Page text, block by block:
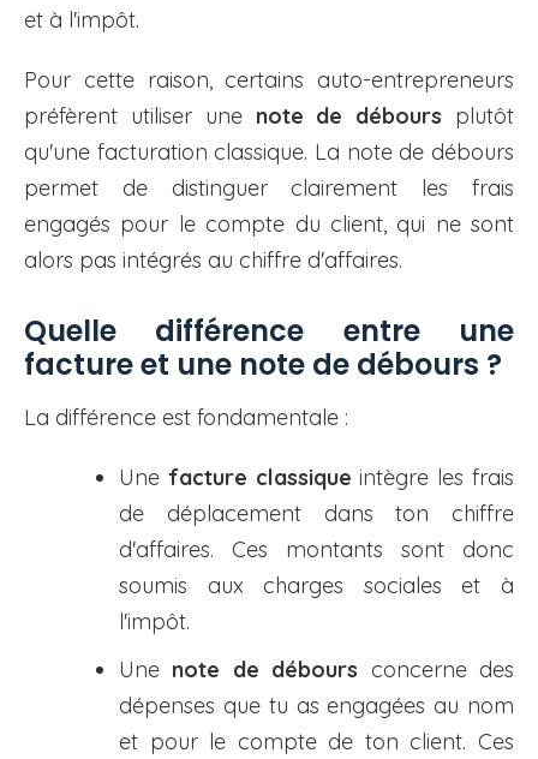
et à l'impôt.
Pour cette raison, certains auto-entrepreneurs
préfèrent utiliser une note de débours plutôt
qu'une facturation classique. La note de débours
permet de distinguer clairement les frais
engagés pour le compte du client, qui ne sont
alors pas intégrés au chiffre d'affaires.
Quelle différence entre une
facture et une note de débours ?
La différence est fondamentale :
Une facture classique intègre les frais
de déplacement dans ton chiffre
d'affaires. Ces montants sont donc
soumis aux charges sociales et à
l'impôt.
Une note de débours concerne des
dépenses que tu as engagées au nom
et pour le compte de ton client. Ces